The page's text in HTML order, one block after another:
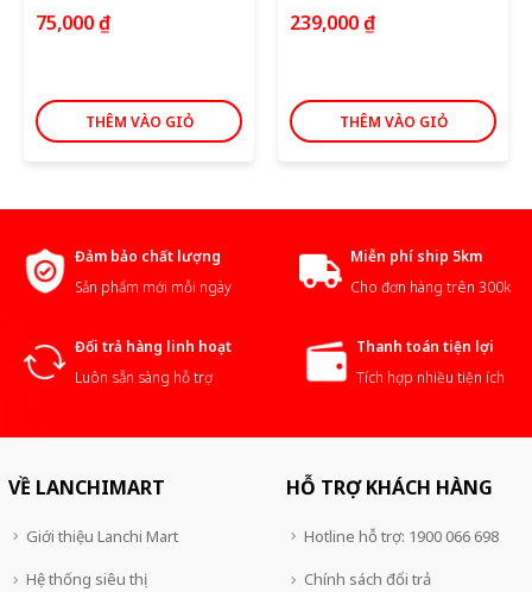
75,000₫
THÊM VÀO GIỎ
239,000₫
THÊM VÀO GIỎ
Đảm bảo chất lượng
Sản phẩm mới mỗi ngày
Miễn phí ship 5km
Cho đơn hàng trên 300k
Đổi trả hàng linh hoạt
Luôn sẵn sàng hỗ trợ
Thanh toán tiện lợi
Tích hợp nhiều tiện ích
VỀ LANCHIMART
Giới thiệu Lanchi Mart
Hệ thống siêu thị
HỖ TRỢ KHÁCH HÀNG
Hotline hỗ trợ: 1900 066 698
Chính sách đổi trả